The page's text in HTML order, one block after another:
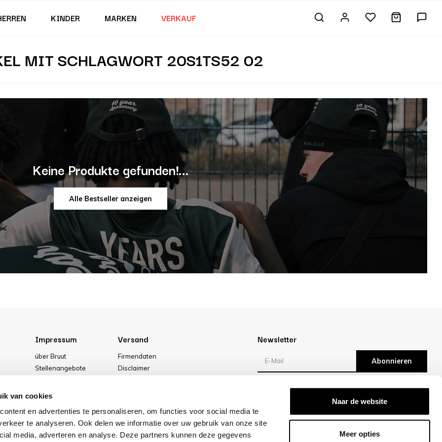
van cookies
en advertenties te personaliseren, om functies voor social media te
te analyseren. Ook delen we informatie over uw gebruik van onze site
media, adverteren en analyse. Deze partners kunnen deze gegevens
Naar de website
Meer opties
KINDER MARKEN VERKAUF
MIT SCHLAGWORT 20S1TS52 02
Keine Produkte gefunden!...
Alle Bestseller anzeigen
Impressum
über Bruut
Stellenangebote
Unser geschäft
Versand
Firmendaten
Disclaimer
Newsletter
Abonnieren
Bewertungen
/10 -klantbeoordelingen